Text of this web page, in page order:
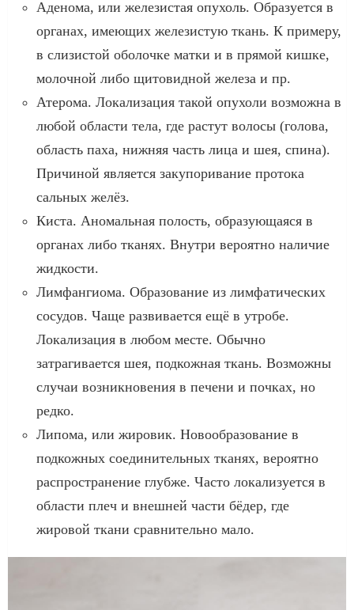
Аденома, или железистая опухоль. Образуется в
органах, имеющих железистую ткань. К примеру,
в слизистой оболочке матки и в прямой кишке,
молочной либо щитовидной железа и пр.
Атерома. Локализация такой опухоли возможна в
любой области тела, где растут волосы (голова,
область паха, нижняя часть лица и шея, спина).
Причиной является закупоривание протока
сальных желёз.
Киста. Аномальная полость, образующаяся в
органах либо тканях. Внутри вероятно наличие
жидкости.
Лимфангиома. Образование из лимфатических
сосудов. Чаще развивается ещё в утробе.
Локализация в любом месте. Обычно
затрагивается шея, подкожная ткань. Возможны
случаи возникновения в печени и почках, но
редко.
Липома, или жировик. Новообразование в
подкожных соединительных тканях, вероятно
распространение глубже. Часто локализуется в
области плеч и внешней части бёдер, где
жировой ткани сравнительно мало.